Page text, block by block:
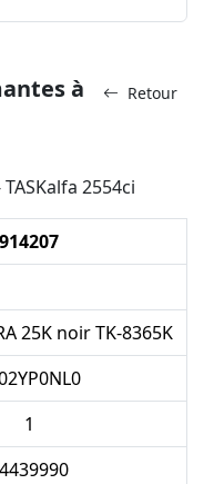
Retour
à
2554ci
914207
25K noir TK-8365K
1